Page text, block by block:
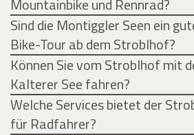
Sind die Montiggler Seen ein
Bike-Tour ab dem Stroblhof?
Können Sie vom Stroblhof mit
Kalterer See fahren?
Welche Services bietet der
für Radfahrer?